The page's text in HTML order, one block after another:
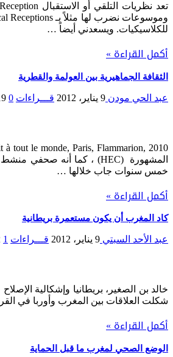
للكلاسيكيات. ويسعدني أيضاً …
أكمل القراءة »
الثقافة الجماهيرية بين العولمة والقطرية
عبد الحي مودن 9 يناير، 2012 قـــراءات 0
خمس سنوات جاب خلالها …
أكمل القراءة »
كاد المغرب أن يكون مستعمرة بريطانية
عبد الأحد السبتي 9 يناير، 2012 قـــراءات 1
شكلت العلاقات بين المغرب وأوربا في
أكمل القراءة »
الوضع الصحي لمغرب ما قبل الحماية